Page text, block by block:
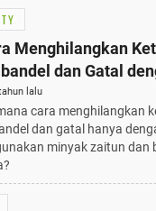
Menghilangkan
dan Gatal
Zaitun
lalu
cara menghilangkan
dan gatal hanya
minyak zaitun dan